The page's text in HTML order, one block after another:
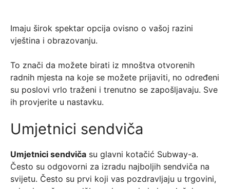
Imaju širok spektar opcija ovisno o vašoj razini
vještina i obrazovanju.
To znači da možete birati iz mnoštva otvorenih
radnih mjesta na koje se možete prijaviti, no određeni
su poslovi vrlo traženi i trenutno se zapošljavaju. Sve
ih provjerite u nastavku.
Umjetnici sendviča
Umjetnici sendviča su glavni kotačić Subway-a.
Često su odgovorni za izradu najboljih sendviča na
svijetu. Često su prvi koji vas pozdravljaju u trgovini,